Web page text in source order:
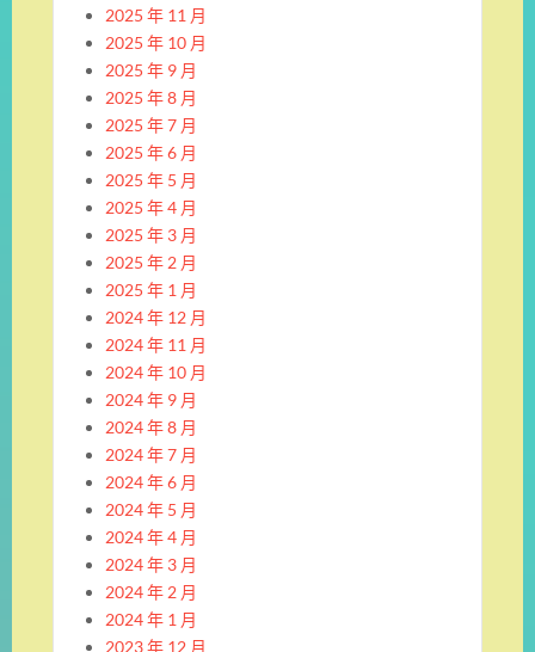
2025 年 11 月
2025 年 10 月
2025 年 9 月
2025 年 8 月
2025 年 7 月
2025 年 6 月
2025 年 5 月
2025 年 4 月
2025 年 3 月
2025 年 2 月
2025 年 1 月
2024 年 12 月
2024 年 11 月
2024 年 10 月
2024 年 9 月
2024 年 8 月
2024 年 7 月
2024 年 6 月
2024 年 5 月
2024 年 4 月
2024 年 3 月
2024 年 2 月
2024 年 1 月
2023 年 12 月